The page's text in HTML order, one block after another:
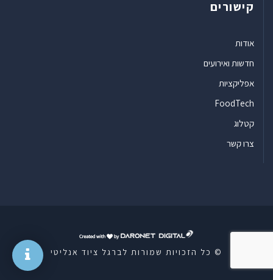
קישורים
אודות
חדשות ואירועים
אפליקציות
FoodTech
קטלוג
צרו קשר
ד
ר
© כל הזכויות שמורות לברגל ציוד אנליטי